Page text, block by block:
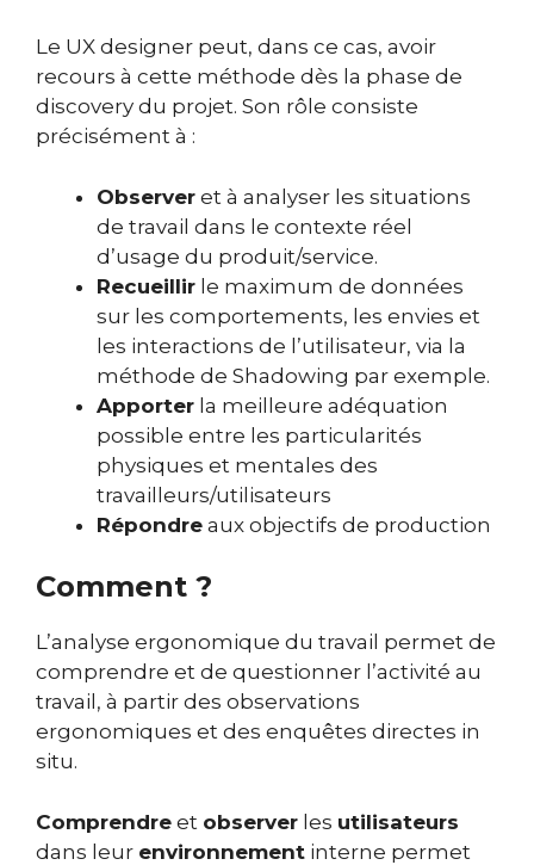
Le UX designer peut, dans ce cas, avoir
recours à cette méthode dès la phase de
discovery du projet. Son rôle consiste
précisément à :
Observer et à analyser les situations
de travail dans le contexte réel
d’usage du produit/service.
Recueillir le maximum de données
sur les comportements, les envies et
les interactions de l’utilisateur, via la
méthode de Shadowing par exemple.
Apporter la meilleure adéquation
possible entre les particularités
physiques et mentales des
travailleurs/utilisateurs
Répondre aux objectifs de production
Comment ?
L’analyse ergonomique du travail permet de
comprendre et de questionner l’activité au
travail, à partir des observations
ergonomiques et des enquêtes directes in
situ.
Comprendre et observer les utilisateurs
dans leur environnement interne permet